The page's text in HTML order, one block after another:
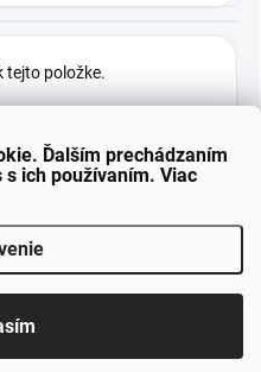
Ďalším prechádzaním
ich používaním. Viac
tejto položke.
. Všetky práva vyhradené.